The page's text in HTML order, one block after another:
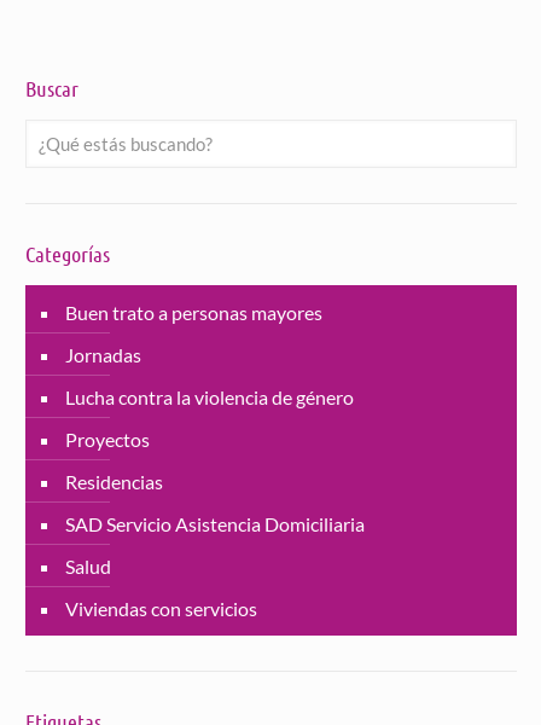
Buscar
Categorías
Buen trato a personas mayores
Jornadas
Lucha contra la violencia de género
Proyectos
Residencias
SAD Servicio Asistencia Domiciliaria
Salud
Viviendas con servicios